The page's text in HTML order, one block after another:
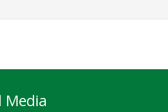
Media